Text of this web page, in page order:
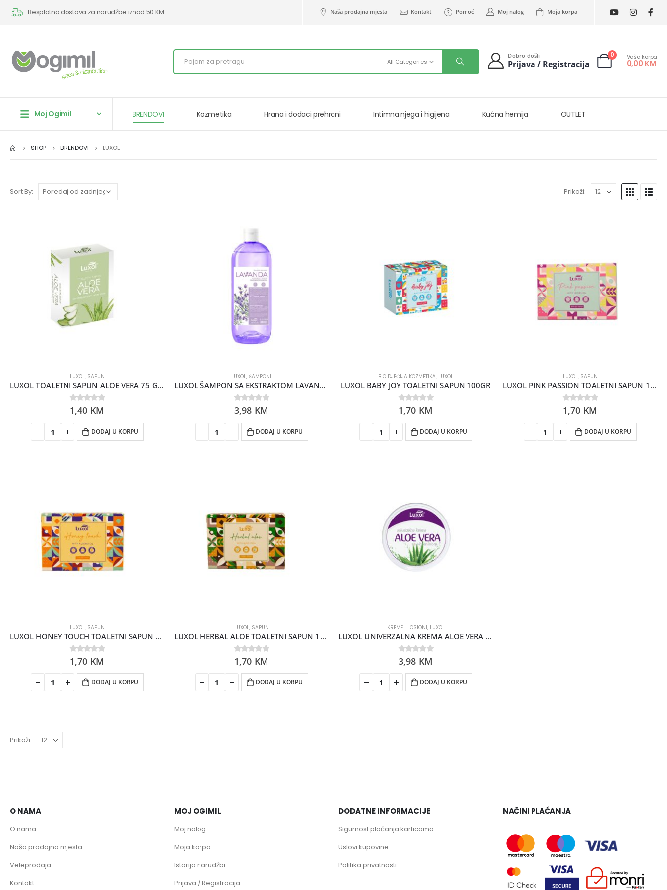
Besplatna dostava za narudžbe iznad 50 KM Naša prodajna mjesta Kontakt Pomoć Moj nalog Moja korpa
All Categories
Dobro došli
Prijava / Registracija
0 Vaša korpa
0,00 KM
Moj Ogimil BRENDOVI Kozmetika Hrana i dodaci prehrani Intimna njega i higijena Kućna hemija OUTLET
SHOP BRENDOVI LUXOL
Sort By: Prikaži:
LUXOL, SAPUN
LUXOL TOALETNI SAPUN ALOE VERA 75 GR NOVO
0out of 5
1,40 KM
DODAJ U KORPU
LUXOL, ŠAMPONI
LUXOL ŠAMPON SA EKSTRAKTOM LAVANDE 1000ML
0out of 5
3,98 KM
DODAJ U KORPU
BIO DJEČIJA KOZMETIKA, LUXOL
LUXOL BABY JOY TOALETNI SAPUN 100GR
0out of 5
1,70 KM
DODAJ U KORPU
LUXOL, SAPUN
LUXOL PINK PASSION TOALETNI SAPUN 100GR
0out of 5
1,70 KM
DODAJ U KORPU
LUXOL, SAPUN
LUXOL HONEY TOUCH TOALETNI SAPUN 100GR
0out of 5
1,70 KM
DODAJ U KORPU
LUXOL, SAPUN
LUXOL HERBAL ALOE TOALETNI SAPUN 100GR
0out of 5
1,70 KM
DODAJ U KORPU
KREME I LOSIONI, LUXOL
LUXOL UNIVERZALNA KREMA ALOE VERA 200ML
0out of 5
3,98 KM
DODAJ U KORPU
Prikaži:
O NAMA
O nama
Naša prodajna mjesta
Veleprodaja
Kontakt
MOJ OGIMIL
Moj nalog
Moja korpa
Istorija narudžbi
Prijava / Registracija
DODATNE INFORMACIJE
Sigurnost plaćanja karticama
Uslovi kupovine
Politika privatnosti
NAČINI PLAĆANJA